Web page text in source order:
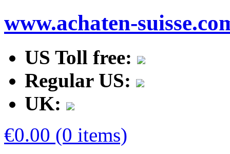
www.achaten-
US Toll free:
Regular US:
UK:
€0.00 (0 items)